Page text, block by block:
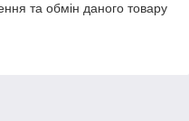
та обмін даного товару